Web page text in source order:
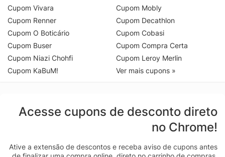
Cupom Vivara
Cupom Renner
Cupom O Boticário
Cupom Buser
Cupom Niazi Chohfi
Cupom KaBuM!
Cupom Mobly
Cupom Decathlon
Cupom Cobasi
Cupom Compra Certa
Cupom Leroy Merlin
Ver mais cupons »
Acesse cupons de desconto direto
no Chrome!
Ative a extensão de descontos e receba aviso de cupons antes